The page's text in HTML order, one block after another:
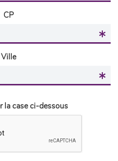
CP
Ville
la case ci-dessous